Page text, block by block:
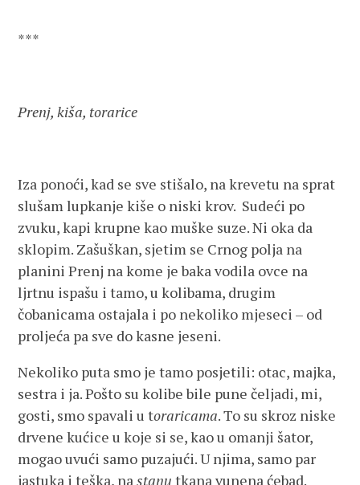
***
Prenj, kiša, torarice
Iza ponoći, kad se sve stišalo, na krevetu na sprat
slušam lupkanje kiše o niski krov. Sudeći po
zvuku, kapi krupne kao muške suze. Ni oka da
sklopim. Zašuškan, sjetim se Crnog polja na
planini Prenj na kome je baka vodila ovce na
ljrtnu ispašu i tamo, u kolibama, drugim
čobanicama ostajala i po nekoliko mjeseci – od
proljeća pa sve do kasne jeseni.
Nekoliko puta smo je tamo posjetili: otac, majka,
sestra i ja. Pošto su kolibe bile pune čeljadi, mi,
gosti, smo spavali u toraricama. To su skroz niske
drvene kućice u koje si se, kao u omanji šator,
mogao uvući samo puzajući. U njima, samo par
jastuka i teška, nastanutkana vunena ćebad.